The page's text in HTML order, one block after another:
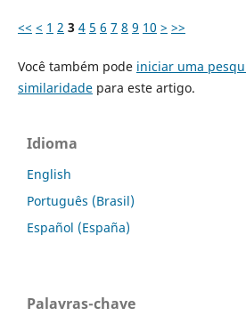
<< < 1 2 3 4 5 6 7 8 9 10 > >>
Você também pode iniciar uma
similaridadepara este artigo.
Idioma
English
Português (Brasil)
Español (España)
Palavras-chave